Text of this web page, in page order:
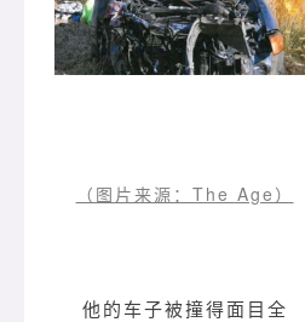
（图片来源：The Age）
他的车子被撞得面目全